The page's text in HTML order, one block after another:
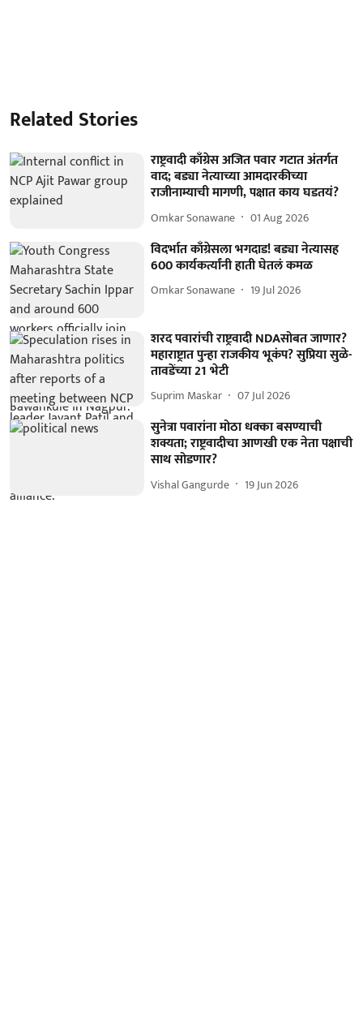
Related Stories
राष्ट्रवादी काँग्रेस अजित पवार गटात अंतर्गत
वाद; बड्या नेत्याच्या आमदारकीच्या
राजीनाम्याची मागणी, पक्षात काय घडतयं?
Omkar Sonawane 01 Aug 2026
विदर्भात काँग्रेसला भगदाड! बड्या नेत्यासह
600 कार्यकर्त्यांनी हाती घेतलं कमळ
Omkar Sonawane 19 Jul 2026
शरद पवारांची राष्ट्रवादी NDAसोबत जाणार?
महाराष्ट्रात पुन्हा राजकीय भूकंप? सुप्रिया सुळे-
तावडेंच्या 21 भेटी
Suprim Maskar 07 Jul 2026
सुनेत्रा पवारांना मोठा धक्का बसण्याची
शक्यता; राष्ट्रवादीचा आणखी एक नेता पक्षाची
साथ सोडणार?
Vishal Gangurde 19 Jun 2026